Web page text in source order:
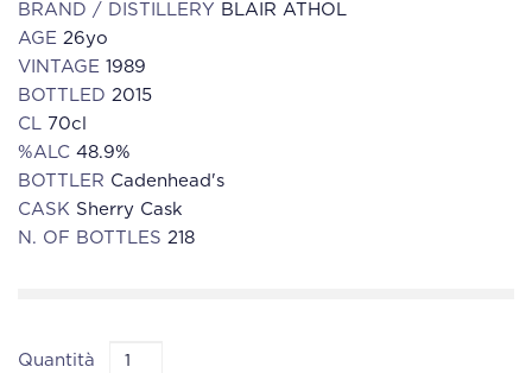
BRAND / DISTILLERY BLAIR ATHOL
AGE 26yo
VINTAGE 1989
BOTTLED 2015
CL 70cl
%ALC 48.9%
BOTTLER Cadenhead's
CASK Sherry Cask
N. OF BOTTLES 218
Quantità